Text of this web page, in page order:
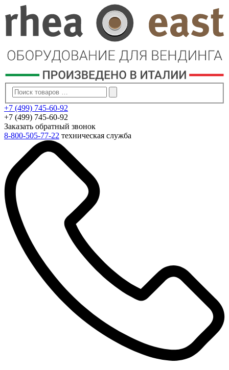
+7 (499) 745-60-92
+7 (499) 745-60-92
Заказать обратный звонок
8-800-505-77-22 техническая служба